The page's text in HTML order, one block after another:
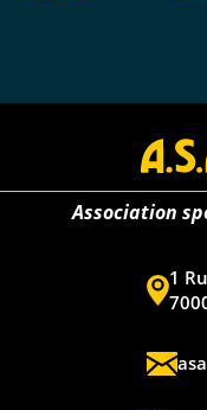
Association
1